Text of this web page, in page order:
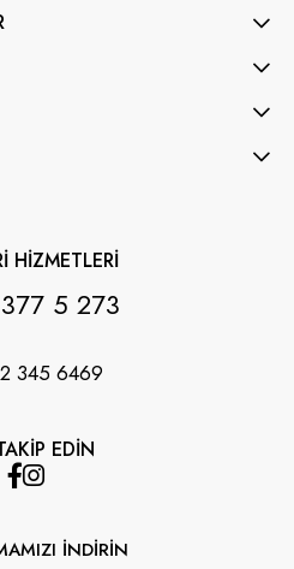
HİZMETLERİ
5 273
345 6469
EDİN
İNDİRİN